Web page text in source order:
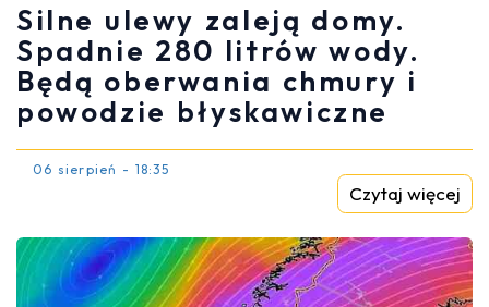
Silne ulewy zaleją domy.
Spadnie 280 litrów wody.
Będą oberwania chmury i
powodzie błyskawiczne
06 sierpień - 18:35
Czytaj więcej